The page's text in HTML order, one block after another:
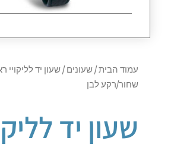
עמוד הבית/שעונים/ שעון יד
שחור/רקע לבן
שעון יד